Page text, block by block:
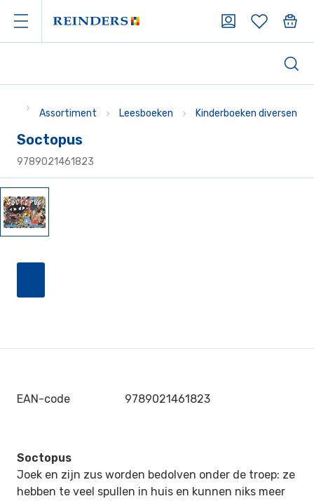
Assortiment Leesboeken Kinderboeken diversen
Soctopus
9789021461823
EAN-code 9789021461823
Soctopus
Joek en zijn zus worden bedolven onder de troep: ze
hebben te veel spullen in huis en kunnen niks meer